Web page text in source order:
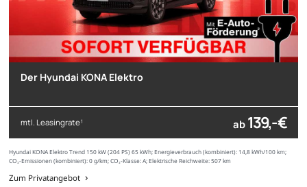
Der Hyundai KONA Elektro
mtl. Leasingrate1 ab 139,- €
Hyundai KONA Elektro Trend 150 kW (204 PS) 65 kWh; Energieverbrauch (kombiniert): 14,8 kWh/100 km;
CO₂-Emissionen (kombiniert): 0 g/km; CO₂-Klasse: A; Elektrische Reichweite: 507 km
Zum Privatangebot